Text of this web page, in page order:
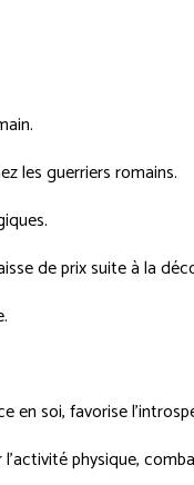
les guerriers romains.
de prix suite à la
en soi, favorise
physique,